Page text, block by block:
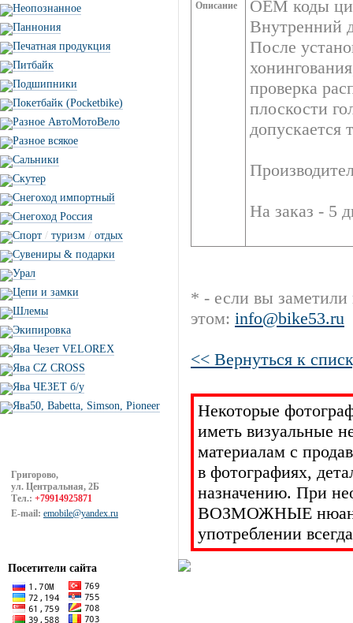
Неопознанное
Паннония
Печатная продукция
Питбайк
Подшипники
Покетбайк (Pocketbike)
Разное АвтоМотоВело
Разное всякое
Сальники
Скутер
Снегоход импортный
Снегоход Россия
Спорт / туризм / отдых
Сувениры & подарки
Урал
Цепи и замки
Шлемы
Экипировка
Ява Чезет VELOREX
Ява CZ CROSS
Ява ЧЕЗЕТ б/у
Ява50, Babetta, Simson, Pioneer
Григорово,
ул. Центральная, 2Б
Тел.: +79914925871
E-mail: emobile@yandex.ru
Посетители сайта
Описание
OEM коды
Внутренний
После
проверка
плоскости
допускается
На заказ - 5
* - если вы
этом: info@bike53.ru
<< Вернуться к
Некоторые
иметь визуальные
материалам с
в фотографиях,
назначению. При
ВОЗМОЖНЫЕ
употреблении